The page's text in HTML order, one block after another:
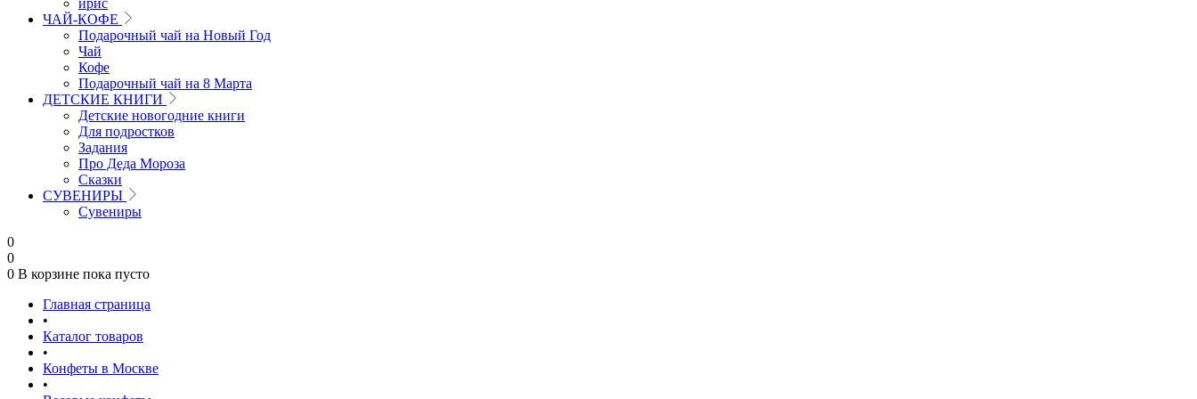
ирис
ЧАЙ-КОФЕ
Подарочный чай на Новый Год
Чай
Кофе
Подарочный чай на 8 Марта
ДЕТСКИЕ КНИГИ
Детские новогодние книги
Для подростков
Задания
Про Деда Мороза
Сказки
СУВЕНИРЫ
Сувениры
0
0
0 В корзине пока пусто
Главная страница
•
Каталог товаров
•
Конфеты в Москве
•